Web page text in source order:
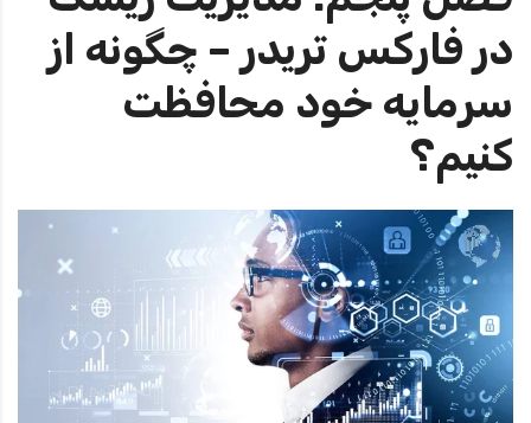
در فارکس تریدر – چگونه از
سرمایه خود محافظت
کنیم؟